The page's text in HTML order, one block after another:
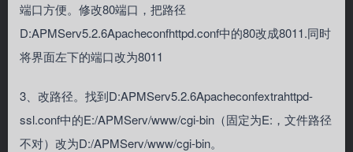
端口方便。修改80端口，把路径
D:APMServ5.2.6Apacheconfhttpd.conf中的80改成8011.同时
将界面左下的端口改为8011
3、改路径。找到D:APMServ5.2.6Apacheconfextrahttpd-
ssl.conf中的E:/APMServ/www/cgi-bin（固定为E:，文件路径
不对）改为D:/APMServ/www/cgi-bin。